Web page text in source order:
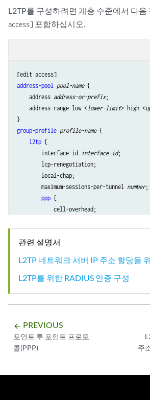
            framed-pool customer_b;
            idle-timeout 20;
            secondary-wins 10.192.65.8;
            interface-id east;
        }
    group-profile westcoast_tunnel {
        l2tp {
            maximum-sessions-per-tunnel 100;
        }
    group-profile east_tunnel {
        l2tp {
            maximum-sessions-per-tunnel 125;
    }
    profile westcoast_bldg_1 {
        client white {
            # SECRET-DATA
                idle-timeout 22;
                primary-dns 10.192.65.10;
framed-ip-address
            group-profile westcoast_users;
        }
        client blue {
            # SECRET-DATA
L2TP를 구성하려면 계층 수준에서 다음
access] 포함하십시오.
address-pool
pool-name {
    address
address-or-prefix;
    address-range low <
lower-limit> high <
group-profile profile-name {
l2tp {
        interface-id
interface-id;
        lcp-renegotiation;
        local-chap;
        maximum-sessions-per-tunnel
number;
ppp {
            cell-overhead;
            idle-timeout
            keepalive
seconds ;
            primary-dns
primary-dns;
        }
    }
profile
관련 설명서
L2TP 네트워크 서버 IP 주소 할당을
L2TP를 위한 RADIUS 인증 구성
arrow_backward PREVIOUS
포인트 투 포인트 프로토
콜(PPP)
주